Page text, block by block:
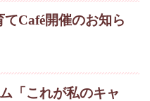
てCafé開催のお知ら
「これが私のキャ